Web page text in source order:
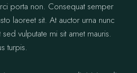
porta non. Consequat semper
laoreet sit. At auctor urna nunc
vulputate mi sit amet mauris.
turpis.